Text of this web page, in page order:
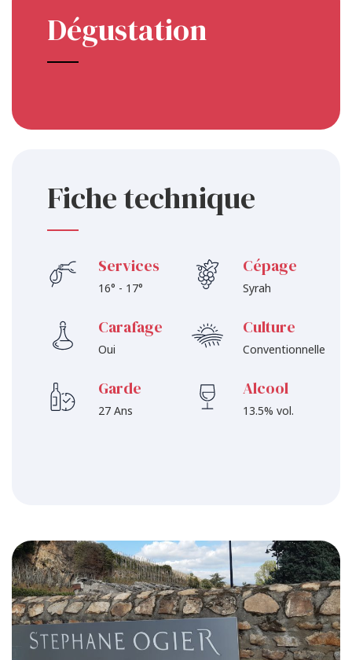
Dégustation
Fiche technique
Services
16° - 17°
Carafage
Oui
Garde
27 Ans
Cépage
Syrah
Culture
Conventionnelle
Alcool
13.5% vol.